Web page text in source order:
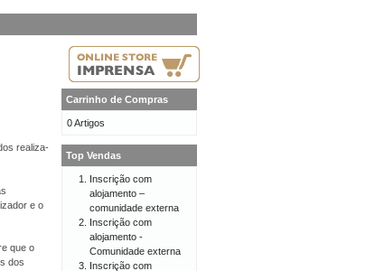
realiza-
e o
que o
dos
Carrinho de Compras
0 Artigos
Top Vendas
Inscrição com
alojamento –
comunidade externa
Inscrição com
alojamento -
Comunidade externa
Inscrição com